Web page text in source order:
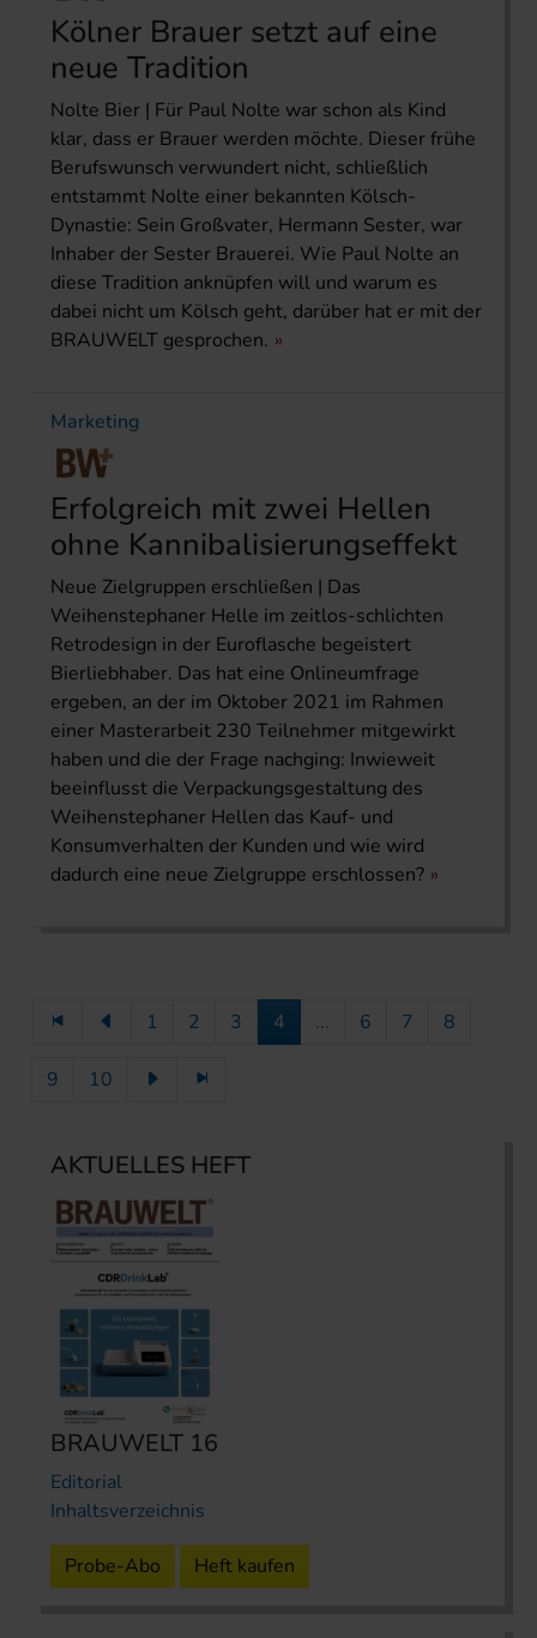
Kölner Brauer setzt auf eine
neue Tradition
Nolte Bier | Für Paul Nolte war schon als Kind
klar, dass er Brauer werden möchte. Dieser frühe
Berufswunsch verwundert nicht, schließlich
entstammt Nolte einer bekannten Kölsch-
Dynastie: Sein Großvater, Hermann Sester, war
Inhaber der Sester Brauerei. Wie Paul Nolte an
diese Tradition anknüpfen will und warum es
dabei nicht um Kölsch geht, darüber hat er mit der
BRAUWELT gesprochen.
Marketing
Erfolgreich mit zwei Hellen
ohne Kannibalisierungseffekt
Neue Zielgruppen erschließen | Das
Weihenstephaner Helle im zeitlos-schlichten
Retrodesign in der Euroflasche begeistert
Bierliebhaber. Das hat eine Onlineumfrage
ergeben, an der im Oktober 2021 im Rahmen
einer Masterarbeit 230 Teilnehmer mitgewirkt
haben und die der Frage nachging: Inwieweit
beeinflusst die Verpackungsgestaltung des
Weihenstephaner Hellen das Kauf- und
Konsumverhalten der Kunden und wie wird
dadurch eine neue Zielgruppe erschlossen?
1 2 3 4 ... 6 7 8
9 10
AKTUELLES HEFT
BRAUWELT 16
Editorial
Inhaltsverzeichnis
Probe-Abo Heft kaufen